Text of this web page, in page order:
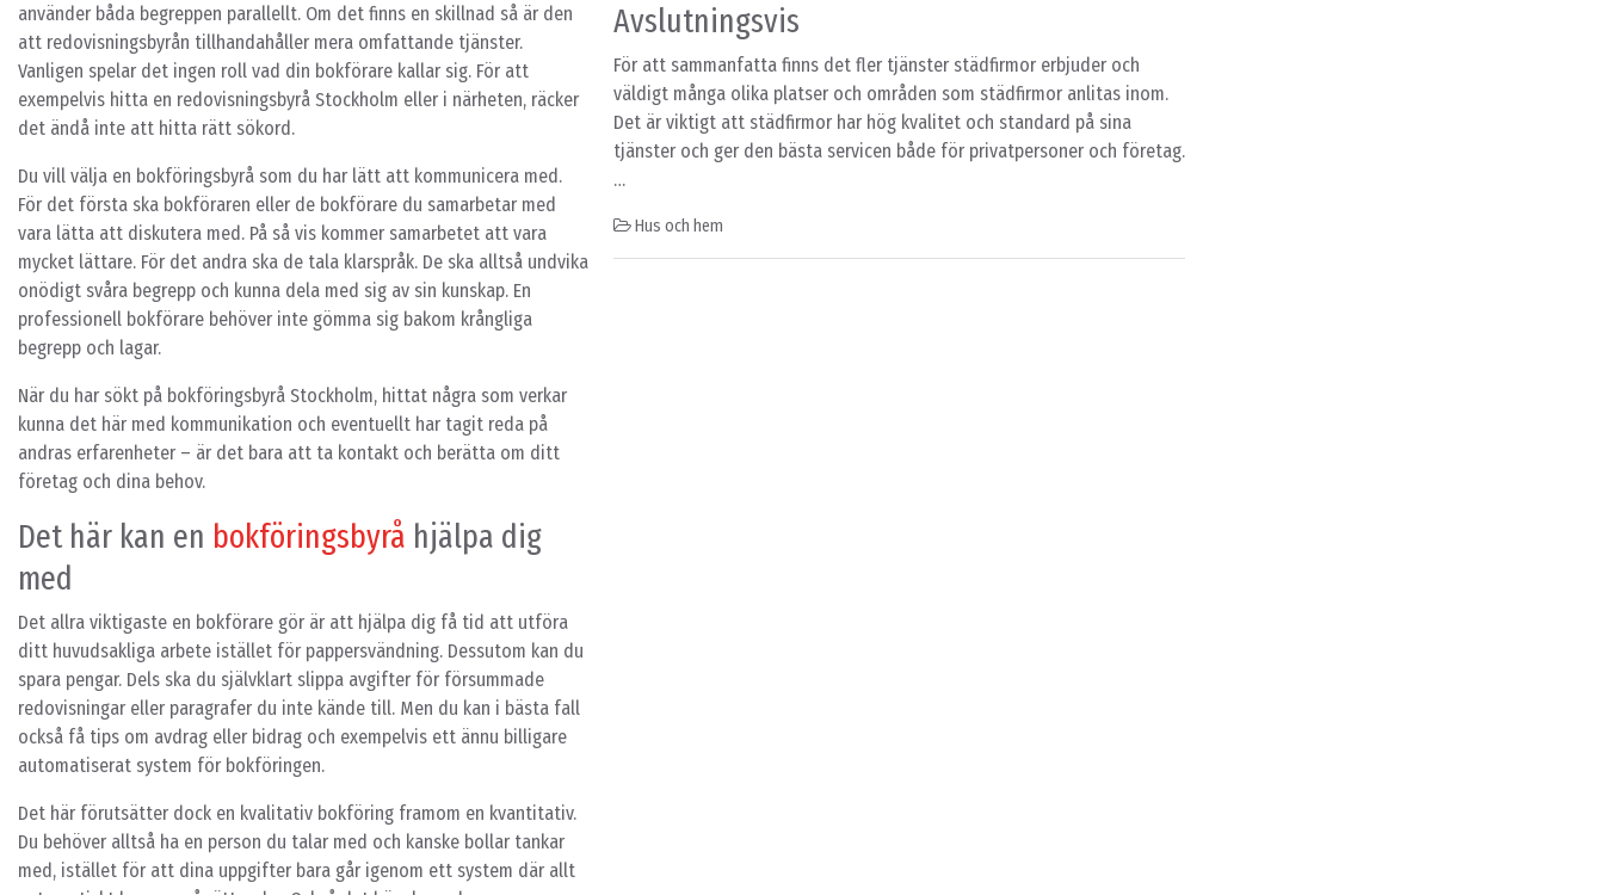
använder båda begreppen parallellt. Om det finns en skillnad så är den
att redovisningsbyrån tillhandahåller mera omfattande tjänster.
Vanligen spelar det ingen roll vad din bokförare kallar sig. För att
exempelvis hitta en redovisningsbyrå Stockholm eller i närheten, räcker
det ändå inte att hitta rätt sökord.
Du vill välja en bokföringsbyrå som du har lätt att kommunicera med.
För det första ska bokföraren eller de bokförare du samarbetar med
vara lätta att diskutera med. På så vis kommer samarbetet att vara
mycket lättare. För det andra ska de tala klarspråk. De ska alltså undvika
onödigt svåra begrepp och kunna dela med sig av sin kunskap. En
professionell bokförare behöver inte gömma sig bakom krångliga
begrepp och lagar.
När du har sökt på bokföringsbyrå Stockholm, hittat några som verkar
kunna det här med kommunikation och eventuellt har tagit reda på
andras erfarenheter – är det bara att ta kontakt och berätta om ditt
företag och dina behov.
Det här kan en bokföringsbyrå hjälpa dig
med
Det allra viktigaste en bokförare gör är att hjälpa dig få tid att utföra
ditt huvudsakliga arbete istället för pappersvändning. Dessutom kan du
spara pengar. Dels ska du självklart slippa avgifter för försummade
redovisningar eller paragrafer du inte kände till. Men du kan i bästa fall
också få tips om avdrag eller bidrag och exempelvis ett ännu billigare
automatiserat system för bokföringen.
Det här förutsätter dock en kvalitativ bokföring framom en kvantitativ.
Du behöver alltså ha en person du talar med och kanske bollar tankar
med, istället för att dina uppgifter bara går igenom ett system där allt
Avslutningsvis
För att sammanfatta finns det fler tjänster städfirmor erbjuder och
väldigt många olika platser och områden som städfirmor anlitas inom.
Det är viktigt att städfirmor har hög kvalitet och standard på sina
tjänster och ger den bästa servicen både för privatpersoner och företag.
…
Hus och hem